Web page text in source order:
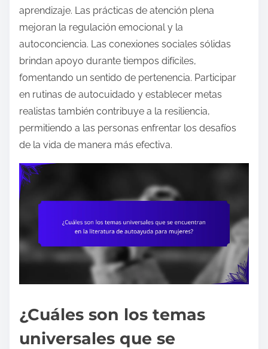
aprendizaje. Las prácticas de atención plena
mejoran la regulación emocional y la
autoconciencia. Las conexiones sociales sólidas
brindan apoyo durante tiempos difíciles,
fomentando un sentido de pertenencia. Participar
en rutinas de autocuidado y establecer metas
realistas también contribuye a la resiliencia,
permitiendo a las personas enfrentar los desafíos
de la vida de manera más efectiva.
¿Cuáles son los temas
universales que se